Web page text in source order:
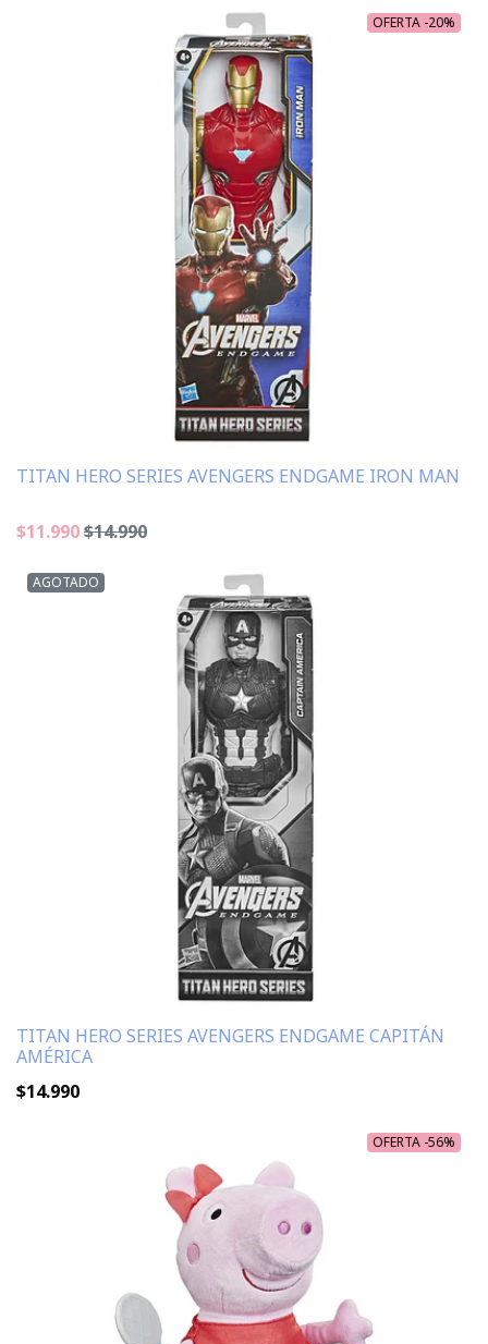
OFERTA -20%
TITAN HERO SERIES AVENGERS ENDGAME IRON MAN
$11.990$14.990
AGOTADO
TITAN HERO SERIES AVENGERS ENDGAME CAPITÁN
AMÉRICA
$14.990
OFERTA -56%